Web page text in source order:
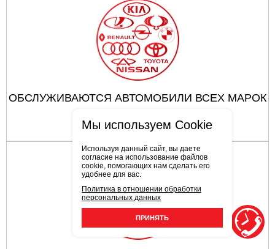
ОБСЛУЖИВАЮТСЯ АВТОМОБИЛИ ВСЕХ МАРОК
Мы используем Cookie
Используя данный сайт, вы даете
согласие на использование файлов
cookie, помогающих нам сделать его
удобнее для вас.
Политика в отношении обработки
персональных данных
ПРИНЯТЬ